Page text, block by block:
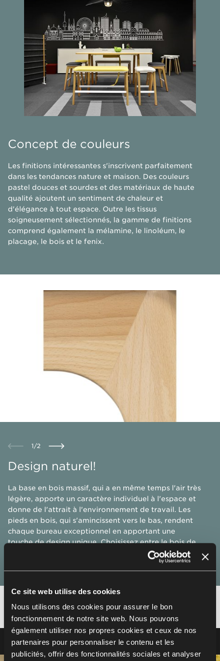
Ce site web utilise des cookies
Nous utilisons des cookies pour assurer le bon
fonctionnement de notre site web. Nous pouvons
également utiliser nos propres cookies et ceux de nos
partenaires pour personnaliser le contenu et les
publicités, offrir des fonctionnalités sociales et analyser
Concept de couleurs
Les finitions intéressantes s'inscrivent parfaitement
dans les tendances nature et maison. Des couleurs
pastel douces et sourdes et des matériaux de haute
qualité ajoutent un sentiment de chaleur et
d'élégance à tout espace. Outre les tissus
soigneusement sélectionnés, la gamme de finitions
comprend également la mélamine, le linoléum, le
placage, le bois et le fenix.​
1/2
Design naturel!
La base en bois massif, qui a en même temps l'air très
légère, apporte un caractère individuel à l'espace et
donne de l'attrait à l'environnement de travail. Les
pieds en bois, qui s'amincissent vers le bas, rendent
chaque bureau exceptionnel en apportant une
touche de design unique.​ Choisissez entre le bois de
Détails
Crochet pour sac à main